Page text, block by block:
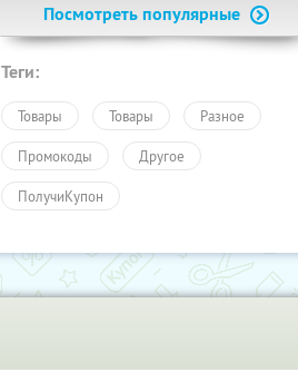
Посмотреть популярные
Теги:
Товары Товары Разное
Промокоды Другое
ПолучиКупон